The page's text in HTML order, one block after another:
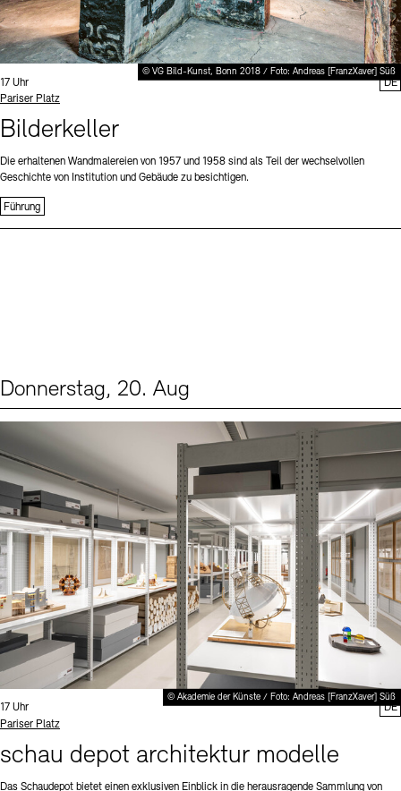
© VG Bild-Kunst, Bonn 2018 / Foto: Andreas [FranzXaver] Süß
Uhrzeit:
17 Uhr
Standort
Pariser Platz
Bilderkeller
Die erhaltenen Wandmalereien von 1957 und 1958 sind als Teil der wechselvollen
Geschichte von Institution und Gebäude zu besichtigen.
Führung
DE
Donnerstag, 20. Aug
© Akademie der Künste / Foto: Andreas [FranzXaver] Süß
Uhrzeit:
17 Uhr
Standort
Pariser Platz
schau depot architektur modelle
Das Schaudepot bietet einen exklusiven Einblick in die herausragende Sammlung von
DE